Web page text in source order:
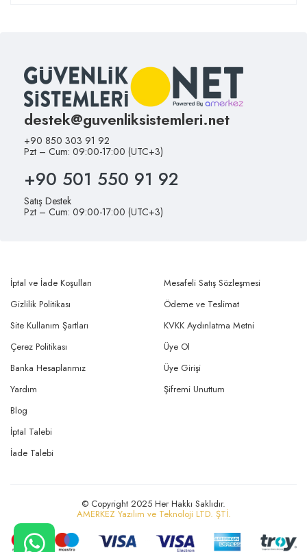
destek@guvenliksistemleri.net
+90 850 303 91 92
Pzt – Cum: 09:00-17:00 (UTC+3)
+90 501 550 91 92
Satış Destek
Pzt – Cum: 09:00-17:00 (UTC+3)
İptal ve İade Koşulları
Gizlilik Politikası
Site Kullanım Şartları
Mesafeli Satış Sözleşmesi
Ödeme ve Teslimat
KVKK Aydınlatma Metni
Çerez Politikası
Banka Hesaplarımız
Yardım
Üye Ol
Üye Girişi
Şifremi Unuttum
Blog
İptal Talebi
İade Talebi
© Copyright 2025 Her Hakkı Saklıdır.
AMERKEZ Yazılım ve Teknoloji LTD. ŞTİ.